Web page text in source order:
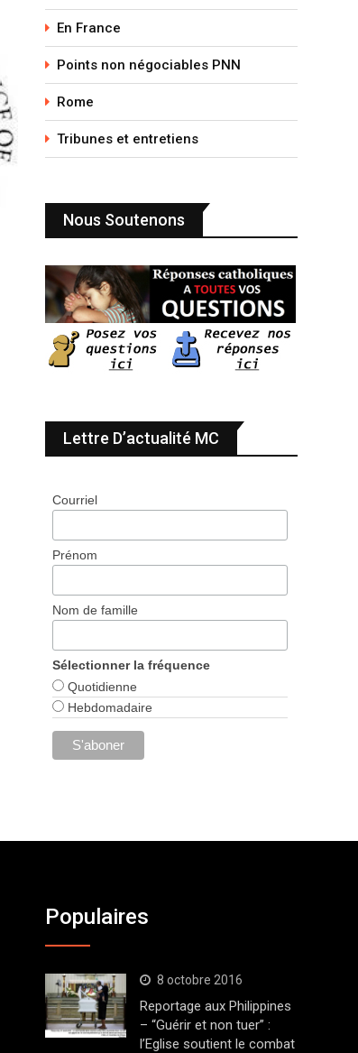
En France
Points non négociables PNN
Rome
Tribunes et entretiens
Nous Soutenons
Lettre D’actualité MC
Courriel
Prénom
Nom de famille
Sélectionner la fréquence
Quotidienne
Hebdomadaire
Populaires
8 octobre 2016
Reportage aux Philippines
– “Guérir et non tuer” :
l’Eglise soutient le combat